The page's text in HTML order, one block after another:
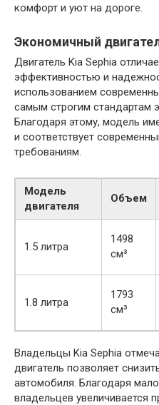
комфорт и уют на дороге.
Экономичный
Двигатель Kia Sephia
эффективностью и
использованием
самым строгим стандартам
Благодаря этому, модель
и соответствует
требованиям.
Модель
двигателя
Объем
1.5 литра
1498
см³
1.8 литра
1793
см³
Владельцы Kia Sephia
двигатель позволяет
автомобиля. Благодаря
владельцев увеличивается